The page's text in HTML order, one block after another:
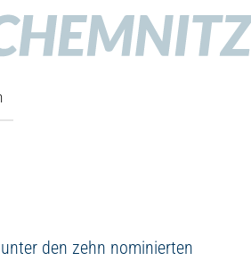
den zehn nominierten